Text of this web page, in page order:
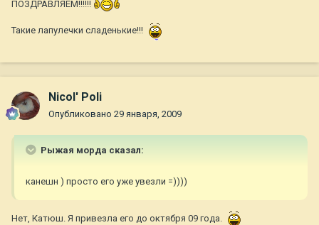
ПОЗДРАВЛЯЕМ!!!!!!
Такие лапулечки сладенькие!!!
Nicol' Poli
Опубликовано 29 января, 2009
Рыжая морда сказал:
канешн ) просто его уже увезли =))))
Нет, Катюш. Я привезла его до октября 09 года.